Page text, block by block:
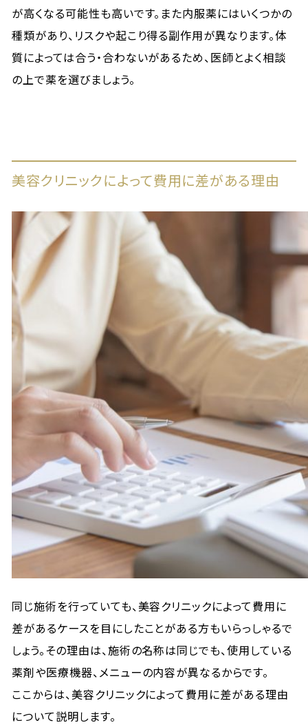
が高くなる可能性も高いです。また内服薬にはいくつかの
種類があり、リスクや起こり得る副作用が異なります。体
質によっては合う・合わないがあるため、医師とよく相談
の上で薬を選びましょう。
美容クリニックによって費用に差がある理由
同じ施術を行っていても、美容クリニックによって費用に
差があるケースを目にしたことがある方もいらっしゃるで
しょう。その理由は、施術の名称は同じでも、使用している
薬剤や医療機器、メニューの内容が異なるからです。
ここからは、美容クリニックによって費用に差がある理由
について説明します。